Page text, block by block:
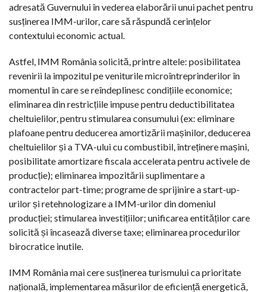
adresată Guvernului în vederea elaborării unui pachet pentru
susținerea IMM-urilor, care să răspundă cerințelor
contextului economic actual.
Astfel, IMM România solicită, printre altele: posibilitatea
revenirii la impozitul pe veniturile microîntreprinderilor în
momentul în care se reîndeplinesc condițiile economice;
eliminarea din restricțiile impuse pentru deductibilitatea
cheltuielilor, pentru stimularea consumului (ex: eliminare
plafoane pentru deducerea amortizării mașinilor, deducerea
cheltuielilor și a TVA-ului cu combustibil, întreținere mașini,
posibilitate amortizare fiscala accelerata pentru activele de
producție); eliminarea impozitării suplimentare a
contractelor part-time; programe de sprijinire a start-up-
urilor și retehnologizare a IMM-urilor din domeniul
producției; stimularea investițiilor; unificarea entităților care
solicită și încasează diverse taxe; eliminarea procedurilor
birocratice inutile.
IMM România mai cere susținerea turismului ca prioritate
națională, implementarea măsurilor de eficiență energetică,